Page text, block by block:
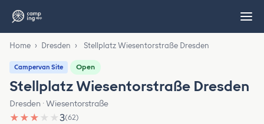
Home › Dresden › Stellplatz Wiesentorstraße Dresden
Campervan Site Open
Stellplatz Wiesentorstraße Dresden
Dresden · Wiesentorstraße
★ ★ ★ ★ ★3(62)